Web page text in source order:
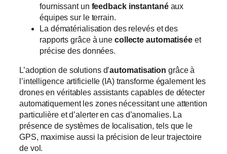
fournissant un feedback instantanéaux
équipes sur le terrain.
La dématérialisation des relevés et des
rapports grâce à une collecte automatiséeet
précise des données.
L’adoption de solutions d’automatisation grâce à
l’intelligence artificielle (IA) transforme également les
drones en véritables assistants capables de détecter
automatiquement les zones nécessitant une attention
particulière et d’alerter en cas d’anomalies. La
présence de systèmes de localisation, tels que le
GPS, maximise aussi la précision de leur trajectoire
de vol.